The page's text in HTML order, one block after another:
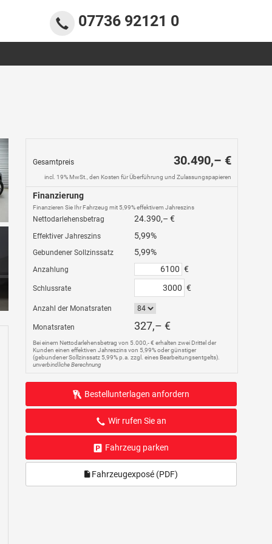
07736 92121 0
Gesamtpreis 30.490,– €
incl. 19% MwSt., den Kosten für Überführung und Zulassungspapieren
Finanzierung
Finanzieren Sie Ihr Fahrzeug mit 5,99% effektivem Jahreszins
Nettodarlehensbetrag 24.390,– €
Effektiver Jahreszins 5,99%
Gebundener Sollzinssatz 5,99%
Anzahlung €
Schlussrate €
Anzahl der Monatsraten
Monatsraten 327,– €
Bei einem Nettodarlehensbetrag von 5.000,- € erhalten zwei Drittel der
Kunden einen effektiven Jahreszins von 5,99% oder günstiger
(gebundener Sollzinssatz 5,99% p.a. zzgl. eines Bearbeitungsentgelts).
unverbindliche Berechnung
Bestellunterlagen anfordern
Wir rufen Sie an
Fahrzeug parken
Fahrzeugexposé (PDF)